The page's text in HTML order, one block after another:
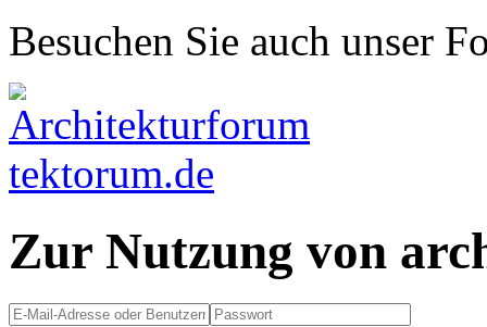
Besuchen Sie auch unser
Zur Nutzung von